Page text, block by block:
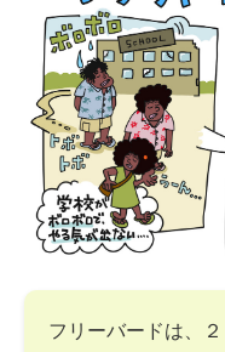
フリーバードは、